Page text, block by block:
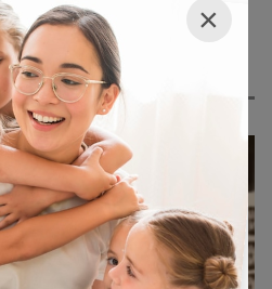
×
generalizada em luta com
Popó